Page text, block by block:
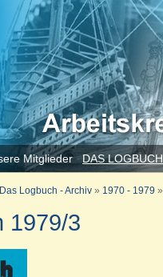
Mitglieder DAS LOGBUCH
Das Logbuch - Archiv » 1970 - 1979 »
1979/3